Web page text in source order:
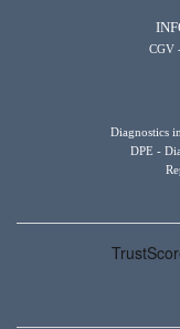
CGV
Diagnostics
DPE -